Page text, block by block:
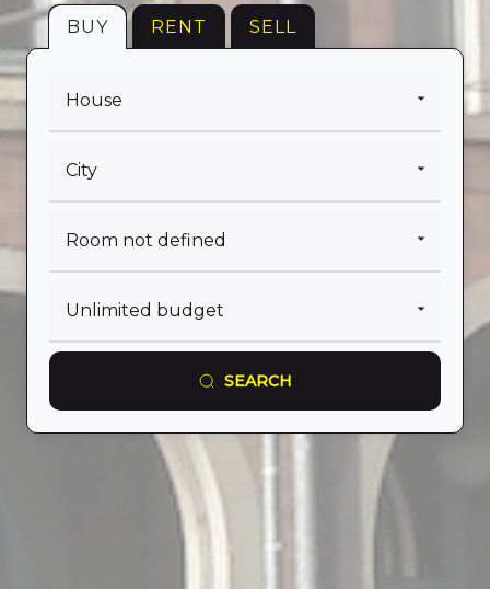
BUY RENT SELL
SEARCH